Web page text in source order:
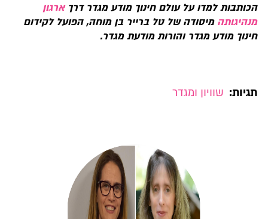
הכותבות למדו על עולם חינוך מודע מגדר דרךארגון
מנהיגותה מיסודה של טל ברייר בן מוחה, הפועל לקידום
חינוך מודע מגדר והורות מודעת מגדר.
תגיות: שוויון ומגדר